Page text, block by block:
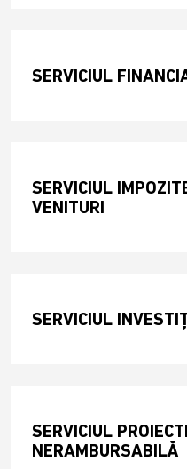
SERVICIUL
SERVICIUL
VENITURI
SERVICIUL
SERVICIUL
NERAMBURSABILĂ